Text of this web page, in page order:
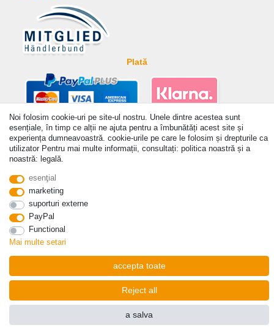
Plată
© Copyright 2026 | Toate drepturile rezervate. - Prices incl. VAT. 19% VAT Basic prices see
article detail | * Applies to deliveries to the UK!
Noi folosim cookie-uri pe site-ul nostru. Unele dintre acestea sunt
esențiale, în timp ce alții ne ajuta pentru a îmbunătăți acest site și
experiența dumneavoastră. cookie-urile pe care le folosim și drepturile ca
utilizator Pentru mai multe informații, consultați: politica noastră și a
noastră: legală.
esenţial
marketing
suporturi externe
PayPal
Functional
Mai multe setari
accepta toate
Reject all
a salva
Withdraw from contract here